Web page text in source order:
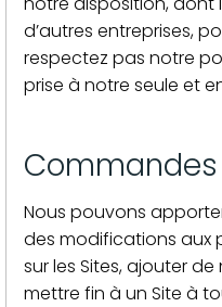
d’autres entreprises,
respectez pas notre
prise à notre seule et
Commandes
Nous pouvons
des modifications aux
sur les Sites, ajouter
mettre fin à un Site à